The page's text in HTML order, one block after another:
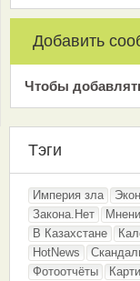
Добавить
Чтобы
Тэги
Империя зла
Закона.Нет
В Казахстане
HotNews
Фотоотчёты